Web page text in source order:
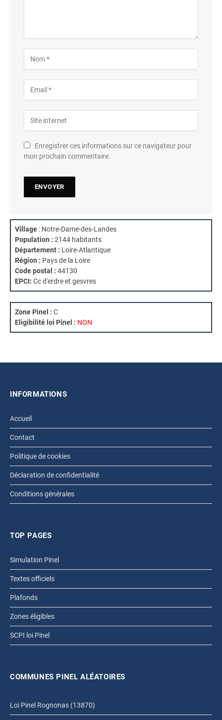
Enregistrer ces informations sur ce navigateur pour
mon prochain commentaire.
Village : Notre-Dame-des-Landes
Population : 2144 habitants
Département : Loire-Atlantique
Région : Pays de la Loire
Code postal : 44130
EPCI: Cc d'erdre et gesvres
Zone Pinel : C
Eligibilité loi Pinel : NON
INFORMATIONS
Accueil
Contact
Politique de cookies
Déclaration de confidentialité
Conditions générales
TOP PAGES
Simulation Pinel
Textes officiels
Plafonds
Zones éligibles
SCPI loi Pinel
COMMUNES PINEL ALÉATOIRES
Loi Pinel Rognonas (13870)